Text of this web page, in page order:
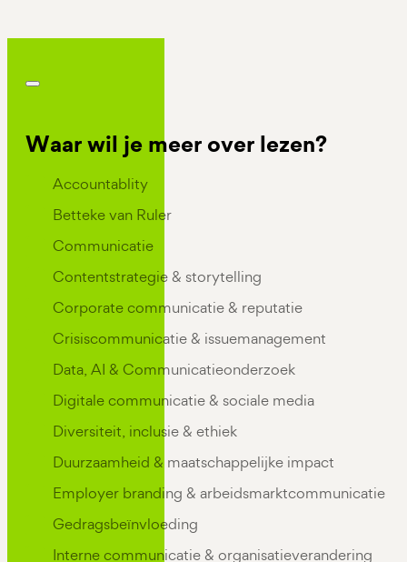
Waar wil je meer over lezen?
Kennis Categorieen
Accountablity
Betteke van Ruler
Communicatie
Contentstrategie & storytelling
Corporate communicatie & reputatie
Crisiscommunicatie & issuemanagement
Data, AI & Communicatieonderzoek
Digitale communicatie & sociale media
Diversiteit, inclusie & ethiek
Duurzaamheid & maatschappelijke impact
Employer branding & arbeidsmarktcommunicatie
Gedragsbeïnvloeding
Interne communicatie & organisatieverandering